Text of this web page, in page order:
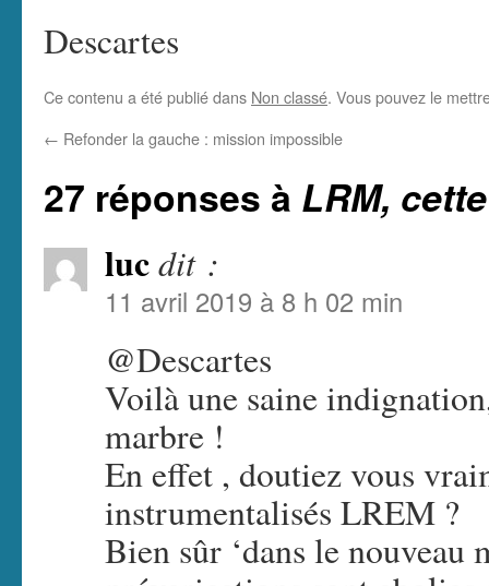
Descartes
Ce contenu a été publié dans Non classé. Vous pouvez le
← Refonder la gauche : mission impossible
27 réponses à LRM,
lucdit :
11 avril 2019 à 8 h 02 min
@Descartes
Voilà une saine
marbre !
En effet , doutiez vous
instrumentalisés LREM ?
Bien sûr ‘dans le nouveau